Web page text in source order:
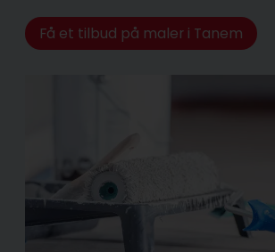
Få et tilbud på maler i Tanem